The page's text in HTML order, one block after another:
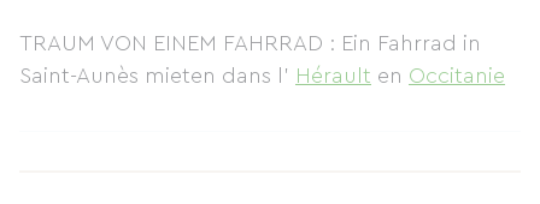
TRAUM VON EINEM FAHRRAD : Ein Fahrrad in
Saint-Aunès mieten dans l' Hérault en Occitanie